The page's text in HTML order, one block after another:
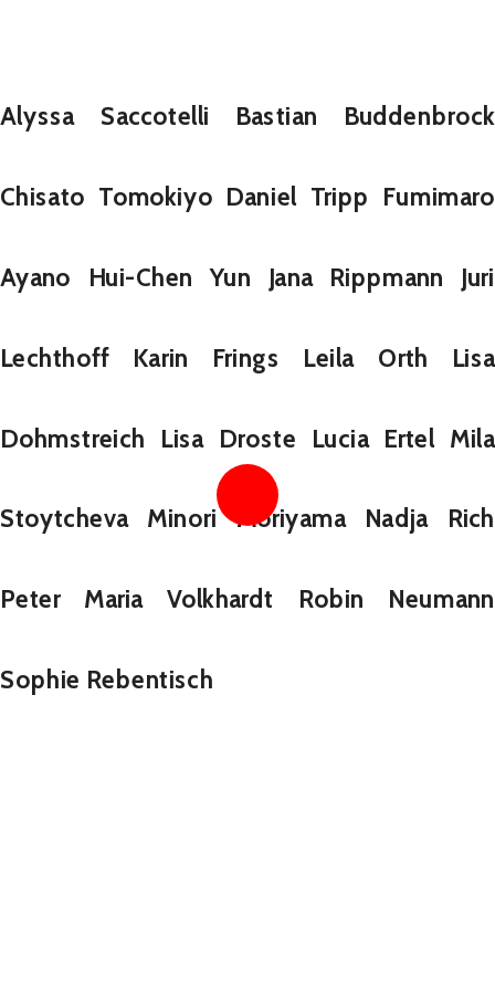
Alyssa Saccotelli Bastian Buddenbrock
Chisato Tomokiyo Daniel Tripp Fumimaro
Ayano Hui-Chen Yun Jana Rippmann Juri
Lechthoff Karin Frings Leila Orth Lisa
Dohmstreich Lisa Droste Lucia Ertel Mila
Stoytcheva Minori Moriyama Nadja Rich
Peter Maria Volkhardt Robin Neumann
Sophie Rebentisch